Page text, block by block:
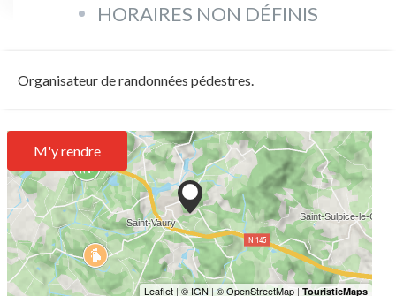
HORAIRES NON DÉFINIS
Organisateur de randonnées pédestres.
M'y rendre